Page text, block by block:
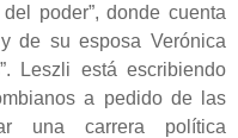
poder”, donde cuenta
de su esposa Verónica
Leszli está escribiendo
a pedido de las
una carrera política